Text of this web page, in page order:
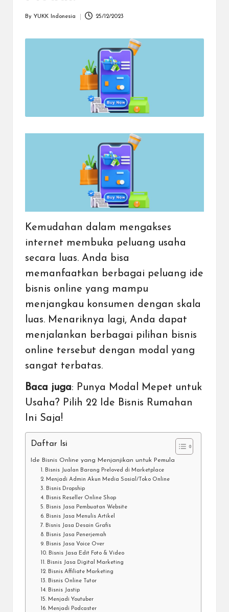
menerima
metode
lebih
By YUKK Indonesia 25/12/2023
Kemudahan dalam mengakses
internet membuka peluang usaha
secara luas. Anda bisa
memanfaatkan berbagai peluang ide
bisnis online yang mampu
menjangkau konsumen dengan skala
luas. Menariknya lagi, Anda dapat
menjalankan berbagai pilihan bisnis
online tersebut dengan modal yang
sangat terbatas.
Baca juga: Punya Modal Mepet untuk
Usaha? Pilih 22 Ide Bisnis Rumahan
Ini Saja!
Daftar Isi
Ide Bisnis Online yang Menjanjikan untuk Pemula
1. Bisnis Jualan Barang Preloved di Marketplace
2. Menjadi Admin Akun Media Sosial/Toko Online
3. Bisnis Dropship
4. Bisnis Reseller Online Shop
5. Bisnis Jasa Pembuatan Website
6. Bisnis Jasa Menulis Artikel
7. Bisnis Jasa Desain Grafis
8. Bisnis Jasa Penerjemah
9. Bisnis Jasa Voice Over
10. Bisnis Jasa Edit Foto & Video
11. Bisnis Jasa Digital Marketing
12. Bisnis Affiliate Marketing
13. Bisnis Online Tutor
14. Bisnis Jastip
15. Menjadi Youtuber
16. Menjadi Podcaster